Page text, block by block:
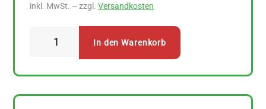
inkl. MwSt. – zzgl.Versandkosten
In den Warenkorb